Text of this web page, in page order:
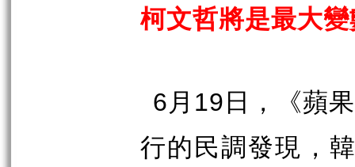
柯文哲將是最大
6 月 19 日，《蘋
行的民調發現，